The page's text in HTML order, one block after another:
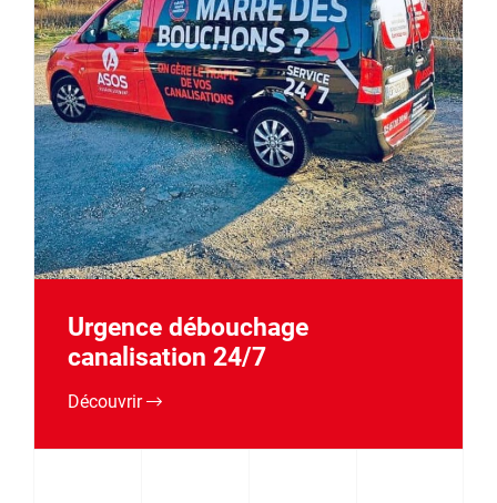
Urgence débouchage
canalisation 24/7
Découvrir